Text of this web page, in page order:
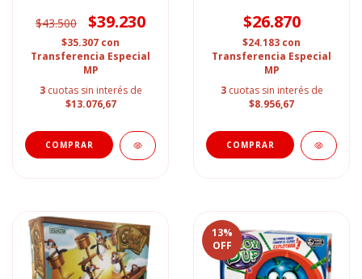
$43.500 $39.230
$35.307 con
Transferencia Especial
MP
3 cuotas sin interés de
$13.076,67
$26.870
$24.183 con
Transferencia Especial
MP
3 cuotas sin interés de
$8.956,67
13%
OFF